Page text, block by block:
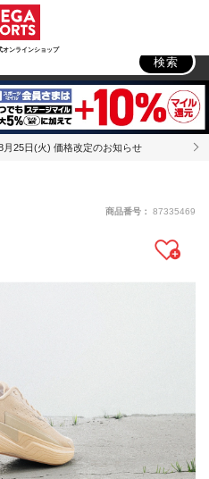
オンラインショップ
検索
月25日(火) 価格改定のお知らせ
商品番号： 87335469